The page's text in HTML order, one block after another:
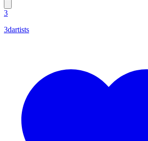
3
3dartists